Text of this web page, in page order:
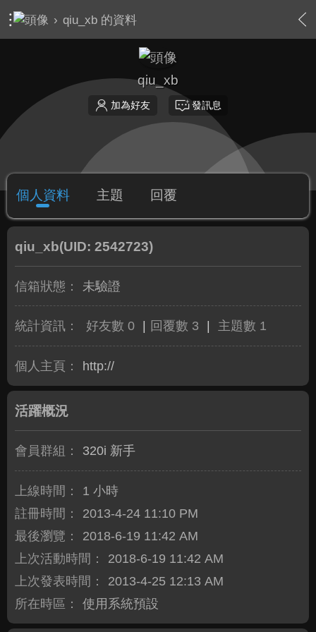
› qiu_xb 的資料
qiu_xb
加為好友 發訊息
個人資料 主題 回覆
qiu_xb(UID: 2542723)
信箱狀態： 未驗證
統計資訊： 好友數 0 回覆數 3 主題數 1
個人主頁： http://
活躍概況
會員群組： 320i 新手
上線時間：
1 小時
註冊時間：
2013-4-24 11:10 PM
最後瀏覽：
2018-6-19 11:42 AM
上次活動時間：
2018-6-19 11:42 AM
上次發表時間：
2013-4-25 12:13 AM
所在時區：
使用系統預設